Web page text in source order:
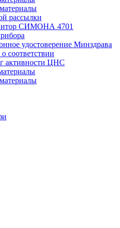
рассылки
СИМОНА 4701
удостоверение Минздрава
соответствии
активности ЦНС